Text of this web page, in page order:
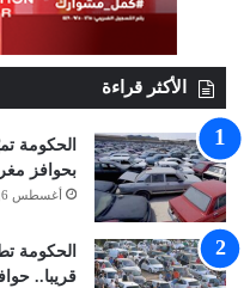
الأكثر قراءة
الحكومة
بحوافز
أغسطس 6, 2026
الحكومة
قريبا..